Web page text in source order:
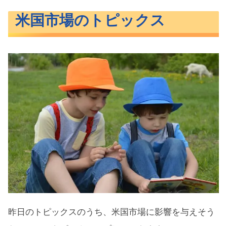
米国市場のトピックス
昨日のトピックスのうち、米国市場に影響を与えそう